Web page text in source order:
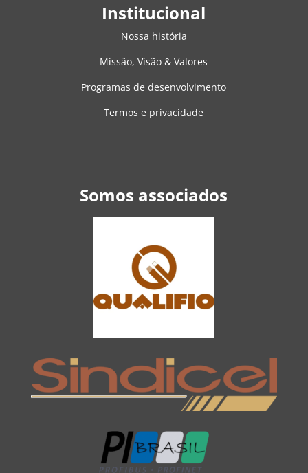
Institucional
Nossa história
Missão, Visão & Valores
Programas de desenvolvimento
Termos e privacidade
Somos associados